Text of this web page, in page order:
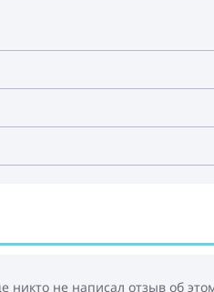
никто не написал отзыв об